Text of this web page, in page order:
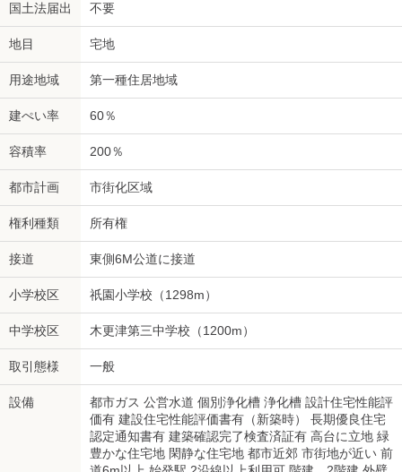
国土法届出 不要
地目 宅地
用途地域 第一種住居地域
建ぺい率 60％
容積率 200％
都市計画 市街化区域
権利種類 所有権
接道 東側6M公道に接道
小学校区 祇園小学校（1298m）
中学校区 木更津第三中学校（1200m）
取引態様 一般
設備
都市ガス 公営水道 個別浄化槽 浄化槽 設計住宅性能評
価有 建設住宅性能評価書有（新築時） 長期優良住宅
認定通知書有 建築確認完了検査済証有 高台に立地 緑
豊かな住宅地 閑静な住宅地 都市近郊 市街地が近い 前